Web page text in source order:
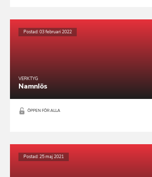
Postad: 03 februari 2022
VERKTYG
Namnlös
ÖPPEN FÖR ALLA
Postad: 25 maj 2021